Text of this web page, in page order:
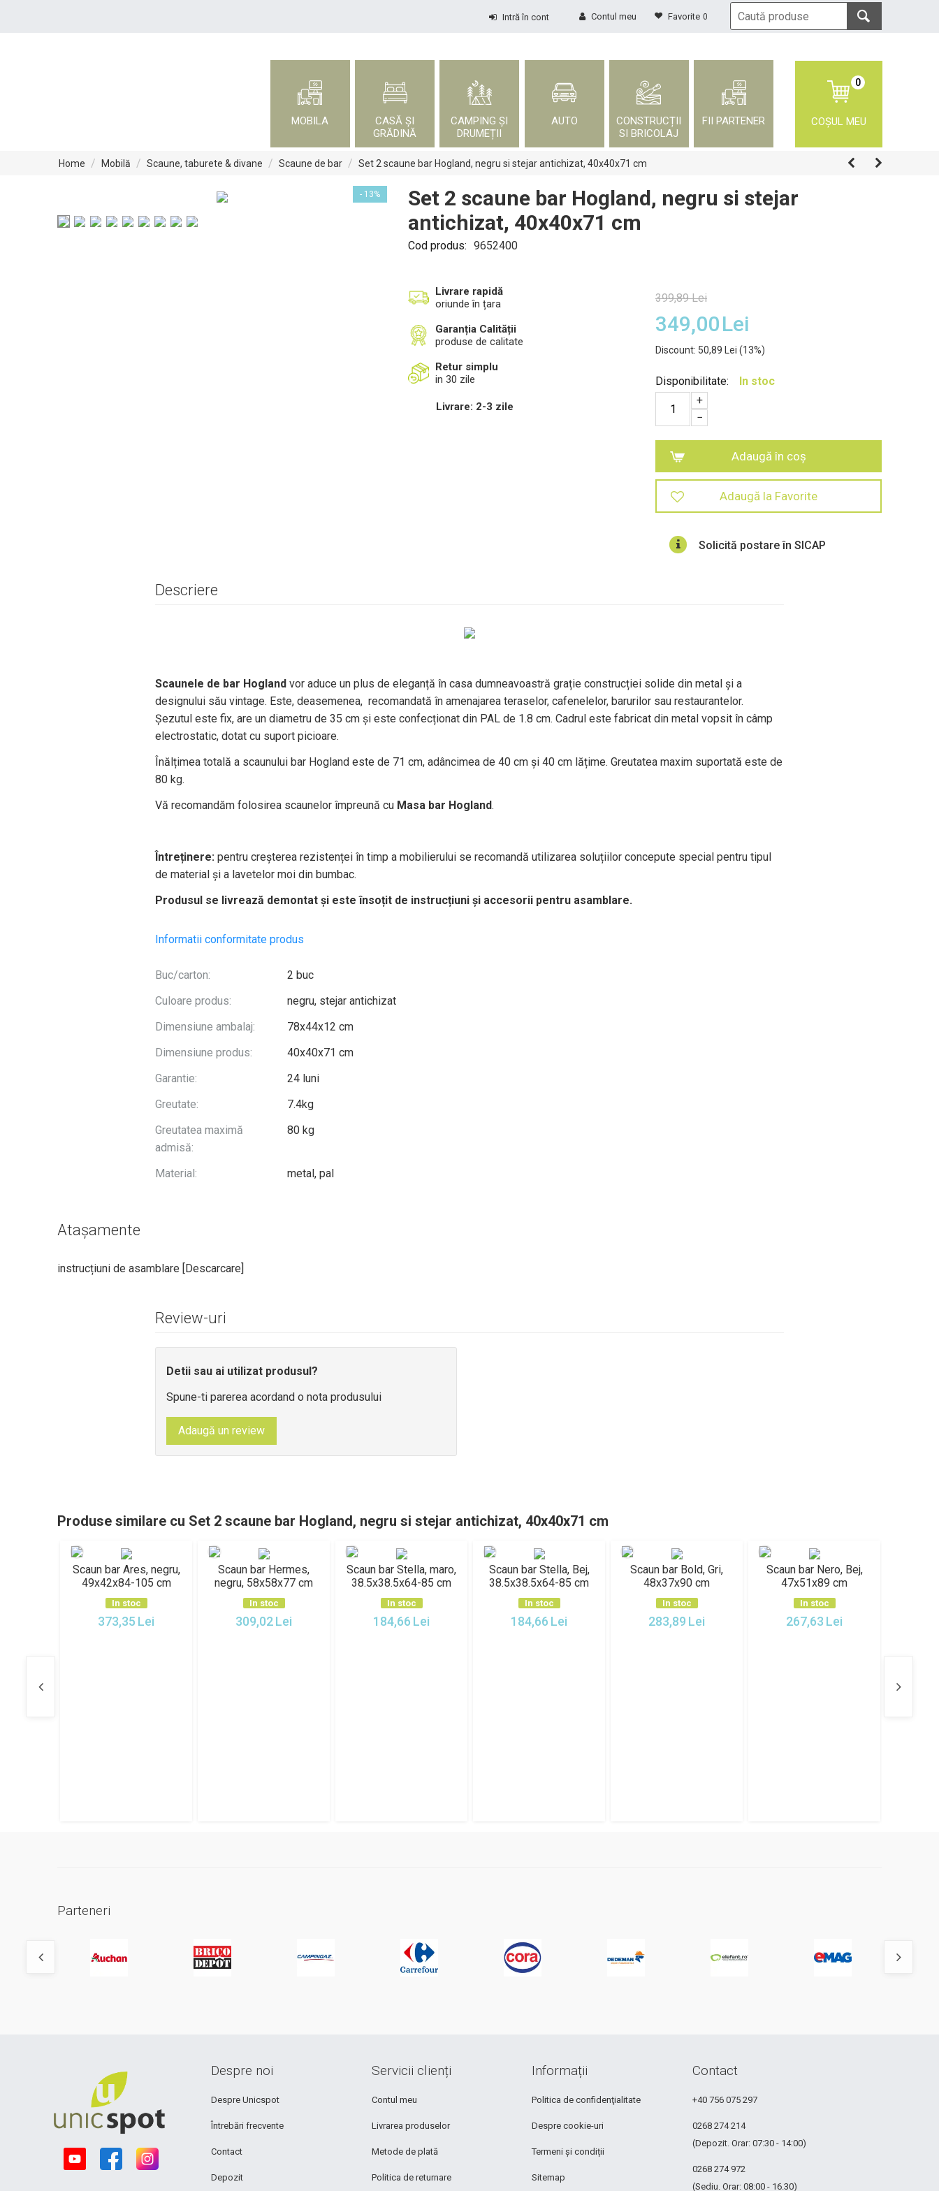
Favorite 0
Contul meu
Intră în cont
MOBILA
CASĂ ȘI
GRĂDINĂ
CAMPING ȘI
DRUMEȚII
AUTO
CONSTRUCȚII
SI BRICOLAJ
FII PARTENER
0
COȘUL MEU
Home / Mobilă / Scaune, taburete & divane / Scaune de bar / Set 2 scaune bar Hogland, negru si stejar antichizat, 40x40x71 cm
- 13%
Set 2 scaune bar Hogland, negru si stejar
antichizat, 40x40x71 cm
Cod produs: 9652400
Livrare rapidă
oriunde în țara
Garanția Calității
produse de calitate
Retur simplu
in 30 zile
Livrare: 2-3 zile
399,89 Lei
349,00Lei
Discount: 50,89 Lei (13%)
Disponibilitate:
In stoc
+
−
Adaugă în coș
Adaugă la Favorite
Solicită postare în SICAP
Descriere
Scaunele de bar Hogland vor aduce un plus de eleganță în casa dumneavoastră grație construcției solide din metal și a
designului său vintage. Este, deasemenea, recomandată în amenajarea teraselor, cafenelelor, barurilor sau restaurantelor.
Șezutul este fix, are un diametru de 35 cm și este confecționat din PAL de 1.8 cm. Cadrul este fabricat din metal vopsit în câmp
electrostatic, dotat cu suport picioare.
Înălțimea totală a scaunului bar Hogland este de 71 cm, adâncimea de 40 cm și 40 cm lățime. Greutatea maxim suportată este de
80 kg.
Vă recomandăm folosirea scaunelor împreună cu Masa bar Hogland.
Întreținere: pentru creșterea rezistenței în timp a mobilierului se recomandă utilizarea soluțiilor concepute special pentru tipul
de material și a lavetelor moi din bumbac.
Produsul se livrează demontat și este însoțit de instrucțiuni și accesorii pentru asamblare.
Informatii conformitate produs
Buc/carton:
2 buc
Culoare produs:
negru, stejar antichizat
Dimensiune ambalaj:
78x44x12 cm
Dimensiune produs:
40x40x71 cm
Garantie:
24 luni
Greutate:
7.4kg
Greutatea maximă
admisă:
80 kg
Material: metal, pal
Atașamente
instrucțiuni de asamblare [Descarcare]
Review-uri
Detii sau ai utilizat produsul?
Spune-ti parerea acordand o nota produsului
Adaugă un review
Produse similare cu Set 2 scaune bar Hogland, negru si stejar antichizat, 40x40x71 cm
Scaun bar Stella, Bej,
38.5x38.5x64-85 cm
In stoc
184,66 Lei
Scaun bar Bold, Gri,
48x37x90 cm
In stoc
283,89 Lei
Scaun bar Nero, Bej,
47x51x89 cm
In stoc
267,63 Lei
Scaun bar Nero, Gri,
47x51x89 cm
In stoc
267,63 Lei
Scaun bar Giro, Maro,
55x54x80-107 cm
In stoc
308,30 Lei
Scaun bar Giro, Gri,
55x54x80-107 cm
In stoc
308,30 Lei
Parteneri
Despre noi
Despre Unicspot
Întrebări frecvente
Contact
Depozit
Servicii clienți
Contul meu
Livrarea produselor
Metode de plată
Politica de returnare
Informații
Politica de confidenţialitate
Despre cookie-uri
Termeni și condiții
Sitemap
Contact
+40 756 075 297
0268 274 214
(Depozit. Orar: 07:30 - 14:00)
0268 274 972
(Sediu. Orar: 08:00 - 16.30)